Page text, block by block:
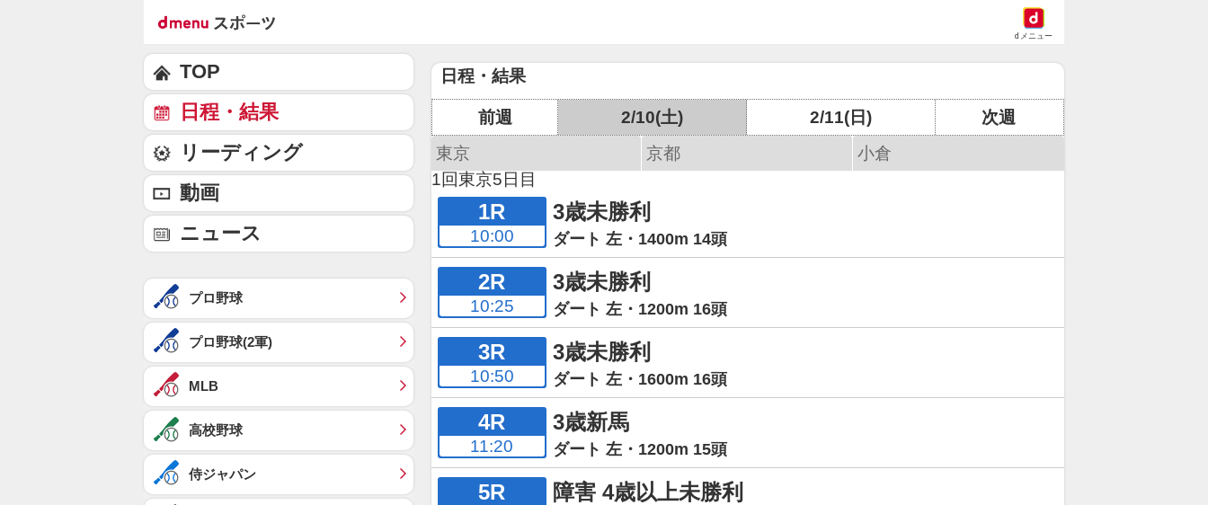
dメニュー
日程・結果
前週 2/10(土) 2/11(日)
次週
東京
京都
小倉
1回東京5日目
1R
10:00
3歳未勝利
ダート 左・1400m 14頭
2R
10:25
3歳未勝利
ダート 左・1200m 16頭
3R
10:50
3歳未勝利
ダート 左・1600m 16頭
4R
11:20
3歳新馬
ダート 左・1200m 15頭
5R 障害 4歳以上未勝利
TOP
日程・結果
リーディング
動画
ニュース
プロ野球
プロ野球(2軍)
MLB
高校野球
侍ジャパン